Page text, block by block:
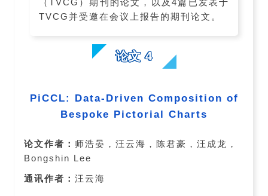
（TVCG）期刊的论文，以及4篇已发表于
TVCG并受邀在会议上报告的期刊论文。
论文 4
PiCCL: Data-Driven Composition of
Bespoke Pictorial Charts
论文作者： 师浩晏，汪云海，陈君豪，汪成龙，
Bongshin Lee
通讯作者：汪云海